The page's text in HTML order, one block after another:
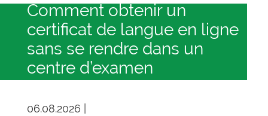
Comment obtenir un
certificat de langue en ligne
sans se rendre dans un
centre d’examen
06.08.2026 |